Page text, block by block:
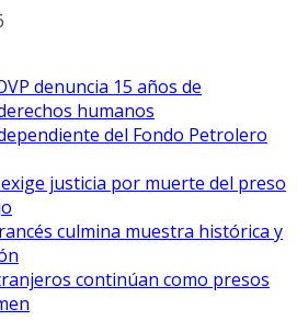
denuncia 15 años de
humanos
del Fondo Petrolero
justicia por muerte del preso
culmina muestra histórica y
continúan como presos